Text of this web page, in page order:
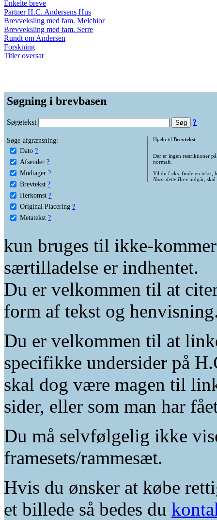
Enkelte breve
Partner H.C. Andersens Hus
Brevveksling med fam. Melchior
Brevveksling med fam. Serre
Rundt om Andersen
Forskning
Titler oversat
Søgning i brevbasen
Søgetekst ?
Søge-afgrænsning:
Dato ?
Afsender ?
Modtager ?
Brevtekst ?
Herkomst ?
Original Placering ?
Metatekst ?
Hjælp til Brevtekst:
Der er ingen restriktioner
normalt.
Vil du f.eks. finde en tekst,
Naar dette Brevindgår, skal
kun bruges til ikke-
særtilladelse er indhentet.
Du er velkommen til at
form af tekst og
Du er velkommen til at
specifikke undersider på
skal dog være magen til
sider, eller som man har
Du må selvfølgelig ikke
framesets/rammesæt.
Hvis du ønsker at købe
et billede så bedes du